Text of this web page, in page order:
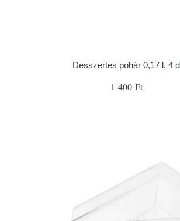
Desszertes pohár 0,17 l, 4
1 400 Ft